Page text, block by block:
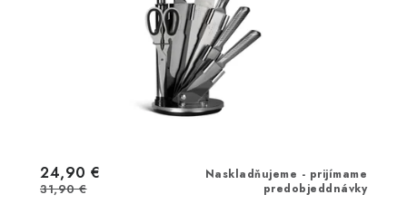
Naskladňujeme - prijímame
predobjeddnávky
24,90 €
31,90 €